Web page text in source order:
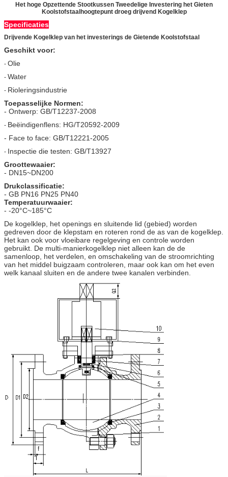
Het hoge Opzettende Stootkussen Tweedelige Investering het Gieten
Koolstofstaalhoogtepunt droeg drijvend Kogelklep
Specificaties
Drijvende Kogelklep van het investerings de Gietende Koolstofstaal
Geschikt voor:
- Olie
- Water
- Rioleringsindustrie
Toepasselijke Normen:
- Ontwerp: GB/T12237-2008
- Beëindigenflens: HG/T20592-2009
- Face to face: GB/T12221-2005
- Inspectie die testen: GB/T13927
Groottewaaier:
- DN15~DN200
Drukclassificatie:
- GB PN16 PN25 PN40
Temperatuurwaaier:
- -20°C~185°C
De kogelklep, het openings en sluitende lid (gebied) worden
gedreven door de klepstam en roteren rond de as van de kogelklep.
Het kan ook voor vloeibare regelgeving en controle worden
gebruikt. De multi-manierkogelklep niet alleen kan de de
samenloop, het verdelen, en omschakeling van de stroomrichting
van het middel buigzaam controleren, maar ook kan om het even
welk kanaal sluiten en de andere twee kanalen verbinden.